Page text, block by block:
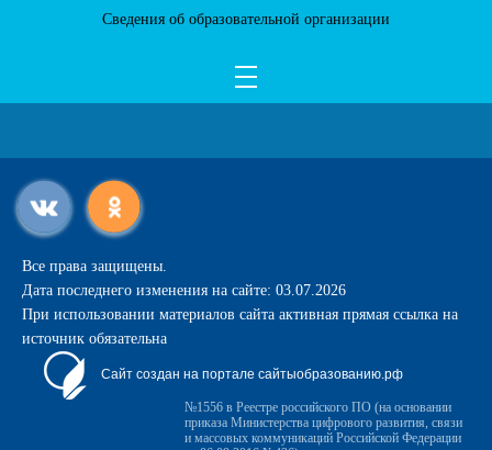
Сведения об образовательной организации
Все права защищены.
Дата последнего изменения на сайте: 03.07.2026
При использовании материалов сайта активная прямая ссылка на
источник обязательна
Сайт создан на портале сайтыобразованию.рф
№1556 в Реестре российского ПО (на основании
приказа Министерства цифрового развития, связи
и массовых коммуникаций Российской Федерации